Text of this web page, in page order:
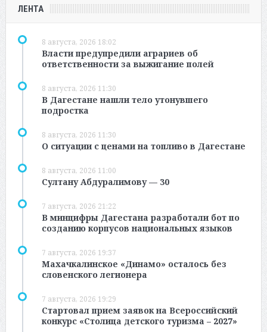
ЛЕНТА
8 августа, 2026 18:02
Власти предупредили аграриев об
ответственности за выжигание полей
8 августа, 2026 11:30
В Дагестане нашли тело утонувшего
подростка
8 августа, 2026 11:30
О ситуации с ценами на топливо в Дагестане
8 августа, 2026 11:00
Султану Абдуралимову — 30
7 августа, 2026 21:22
В минцифры Дагестана разработали бот по
созданию корпусов национальных языков
7 августа, 2026 19:37
Махачкалинское «Динамо» осталось без
словенского легионера
7 августа, 2026 19:29
Стартовал прием заявок на Всероссийский
конкурс «Столица детского туризма – 2027»